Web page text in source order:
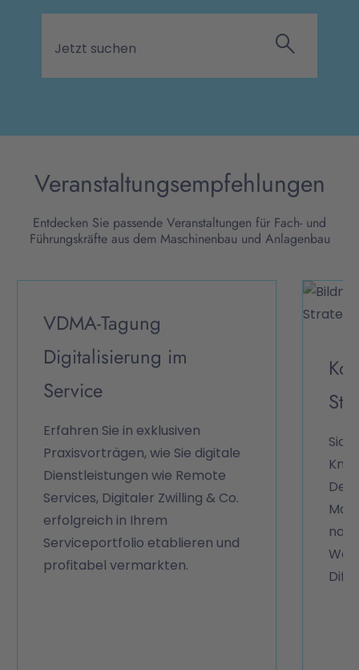
Veranstaltungsempfehlungen
Entdecken Sie passende Veranstaltungen für Fach- und
Führungskräfte aus dem Maschinenbau und Anlagenbau
VDMA-Tagung
Digitalisierung im
Service
Erfahren Sie in exklusiven
Praxisvorträgen, wie Sie digitale
Dienstleistungen wie Remote
Services, Digitaler Zwilling & Co.
erfolgreich in Ihrem
Serviceportfolio etablieren und
profitabel vermarkten.